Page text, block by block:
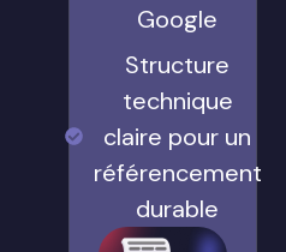
Google
Structure
technique
claire pour un
référencement
durable